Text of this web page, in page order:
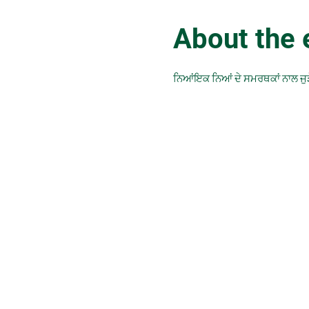
About the
ਨਿਆਂਇਕ ਨਿਆਂ ਦੇ ਸਮਰਥਕਾਂ ਨਾਲ